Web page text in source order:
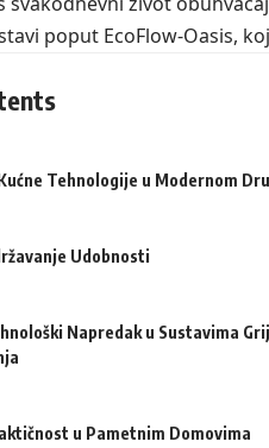
poput EcoFlow-Oasis,
Tehnologije u Modernom
Udobnosti
Napredak u Sustavima
u Pametnim Domovima